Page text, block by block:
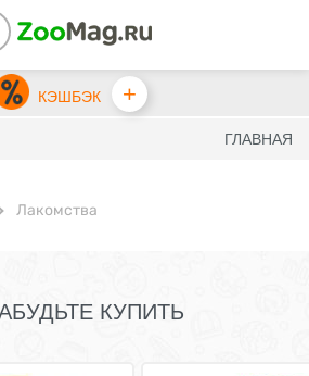
КЭШБЭК +
ГЛАВНАЯ
Лакомства
КУПИТЬ